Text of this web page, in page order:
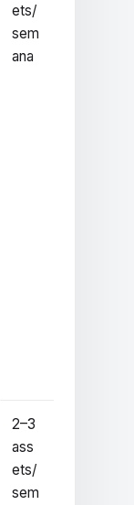
ets/
sem
ana
2–3
ass
ets/
sem